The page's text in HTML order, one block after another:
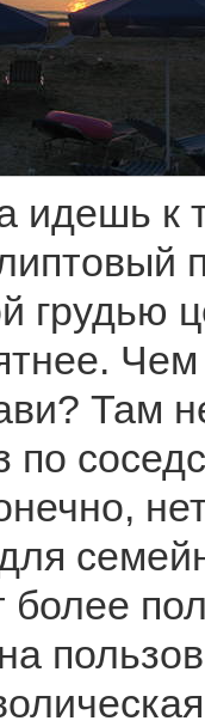
идешь к
грудью
Там
по